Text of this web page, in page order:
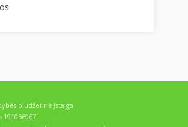
biudžetinė įstaiga